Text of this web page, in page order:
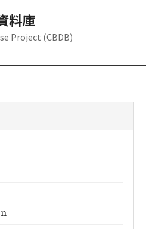
料庫
Project (CBDB)